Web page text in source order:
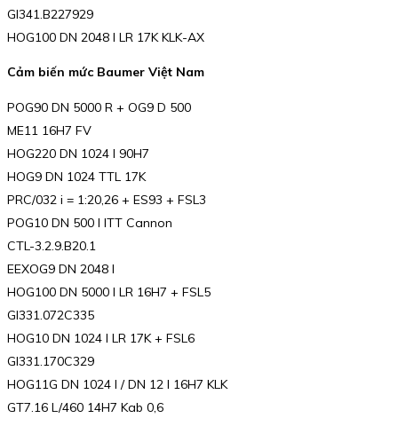
GI341.B227929
HOG100 DN 2048 I LR 17K KLK-AX
Cảm biến mức Baumer Việt Nam
POG90 DN 5000 R + OG9 D 500
ME11 16H7 FV
HOG220 DN 1024 I 90H7
HOG9 DN 1024 TTL 17K
PRC/032 i = 1:20,26 + ES93 + FSL3
POG10 DN 500 I ITT Cannon
CTL-3.2.9.B20.1
EEXOG9 DN 2048 I
HOG100 DN 5000 I LR 16H7 + FSL5
GI331.072C335
HOG10 DN 1024 I LR 17K + FSL6
GI331.170C329
HOG11G DN 1024 I / DN 12 I 16H7 KLK
GT7.16 L/460 14H7 Kab 0,6